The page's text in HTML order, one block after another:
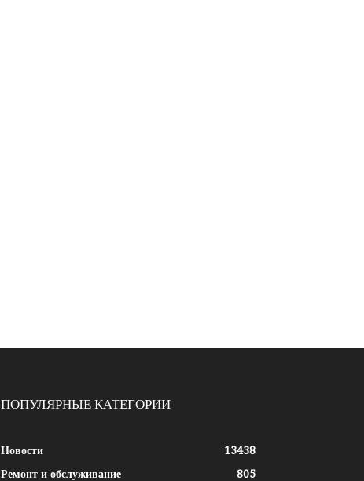
ПОПУЛЯРНЫЕ КАТЕГОРИИ
Новости
13438
Ремонт и обслуживание
805